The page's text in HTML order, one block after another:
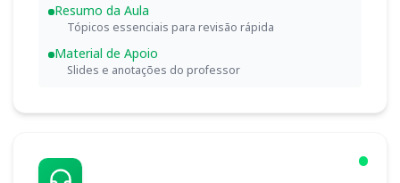
Resumo da Aula
Tópicos essenciais para revisão rápida
Material de Apoio
Slides e anotações do professor